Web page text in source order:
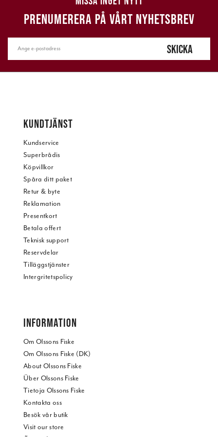
PRENUMERERA PÅ VÅRT NYHETSBREV
SKICKA
KUNDTJÄNST
Kundservice
Superbrådis
Köpvillkor
Spåra ditt paket
Retur & byte
Reklamation
Presentkort
Betala offert
Teknisk support
Reservdelar
Tilläggstjänster
Intergritetspolicy
INFORMATION
Om Olssons Fiske
Om Olssons Fiske (DK)
About Olssons Fiske
Über Olssons Fiske
Tietoja Olssons Fiske
Kontakta oss
Besök vår butik
Visit our store